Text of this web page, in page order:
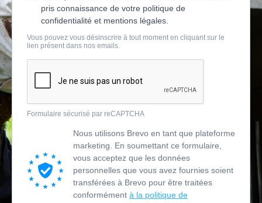
pris connaissance de votre politique de
confidentialité et mentions légales.
Vous pouvez vous désinscrire à tout moment en cliquant sur le
lien présent dans nos emails.
Formulaire sécurisé par reCAPTCHA
Nous utilisons Brevo en tant que plateforme
marketing. En soumettant ce formulaire,
vous acceptez que les données
personnelles que vous avez fournies soient
transférées à Brevo pour être traitées
conformément à la politique de